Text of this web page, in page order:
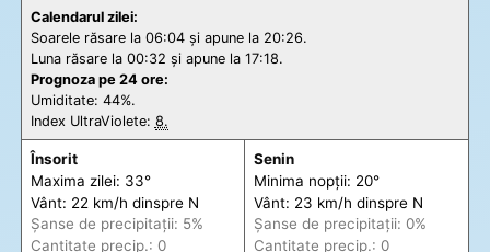
Calendarul zilei:
Soarele răsare la 06:04 și apune la 20:26.
Luna răsare la 00:32 și apune la 17:18.
Prognoza pe 24 ore:
Umiditate: 44%.
Index UltraViolete: 8.
Însorit
Maxima zilei: 33°
Vânt: 22 km/h dinspre N
Șanse de precipitații: 5%
Cantitate precip.: 0
Senin
Minima nopții: 20°
Vânt: 23 km/h dinspre N
Șanse de precipitații: 0%
Cantitate precip.: 0